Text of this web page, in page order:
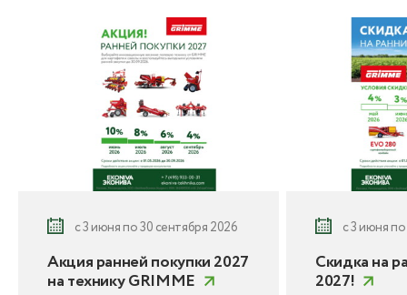
с 3 июня по 30 сентября 2026
Акция ранней покупки 2027
на технику GRIMME
с 3 июня
Скидка на
2027!